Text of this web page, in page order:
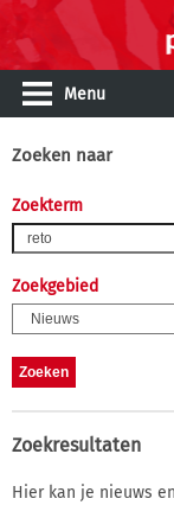
Menu
Zoeken naar
Zoekterm
Zoekgebied
Zoekresultaten
Hier kan je nieuws